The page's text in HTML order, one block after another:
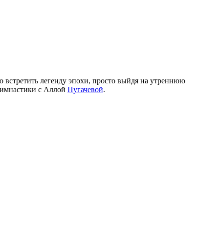
легенду эпохи, просто выйдя на утреннюю
с Аллой Пугачевой.